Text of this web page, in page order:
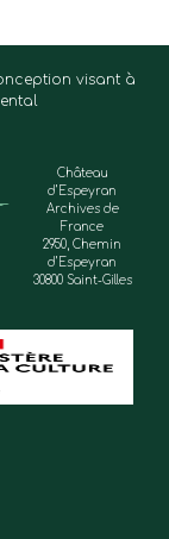
Château
d’Espeyran
Archives de
France
2950, Chemin
d’Espeyran
30800 Saint-Gilles
visant à